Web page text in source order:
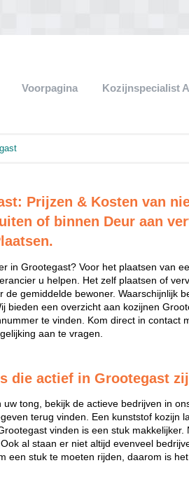
Voorpagina Kozijnspecialist
Prijzen & Kosten van
of binnen Deur aan
in Grootegast? Voor het plaatsen van
u helpen. Het zelf plaatsen of
de gemiddelde bewoner. Waarschijnlijk
bieden een overzicht aan kozijnen
te vinden. Kom direct in contact
aan te vragen.
die actief in Grootegast
tong, bekijk de actieve bedrijven in
terug vinden. Een kunststof kozijn
vinden is een stuk makkelijker.
al staan er niet altijd evenveel
een stuk te moeten rijden, daarom is